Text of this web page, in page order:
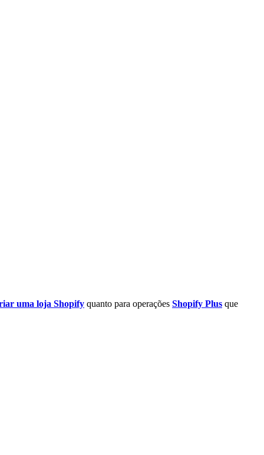
uma loja Shopify quanto para operações Shopify Plus que